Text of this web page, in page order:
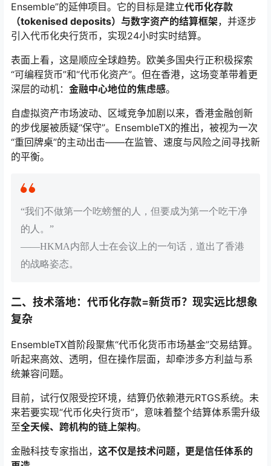
Ensemble”的延伸项目。它的目标是建立代币化存款
（tokenised deposits）与数字资产的结算框架，并逐步
引入代币化央行货币，实现24小时实时结算。
表面上看，这是顺应全球趋势。欧美多国央行正积极探索
“可编程货币”和“代币化资产”。但在香港，这场变革带着更
深层的动机： 金融中心地位的焦虑感。
自虚拟资产市场波动、区域竞争加剧以来，香港金融创新
的步伐屡被质疑“保守”。EnsembleTX的推出，被视为一次
“重回牌桌”的主动出击——在监管、速度与风险之间寻找新
的平衡。
“我们不做第一个吃螃蟹的人，但要成为第一个吃干净
的人。”
——HKMA内部人士在会议上的一句话，道出了香港
的战略姿态。
二、技术落地：代币化存款=新货币？现实远比想象
复杂
EnsembleTX首阶段聚焦“代币化货币市场基金”交易结算。
听起来高效、透明，但在操作层面，却牵涉多方利益与系
统兼容问题。
目前，试行仅限受控环境，结算仍依赖港元RTGS系统。未
来若要实现“代币化央行货币”，意味着整个结算体系需升级
至全天候、跨机构的链上架构。
金融科技专家指出， 这不仅是技术问题，更是信任体系的